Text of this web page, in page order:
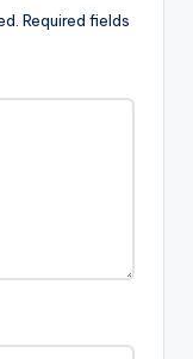
Required fields